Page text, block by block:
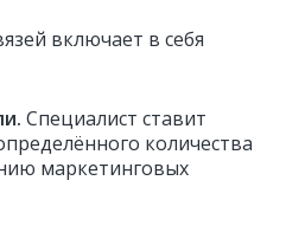
включает в себя
Специалист ставит
количества
маркетинговых